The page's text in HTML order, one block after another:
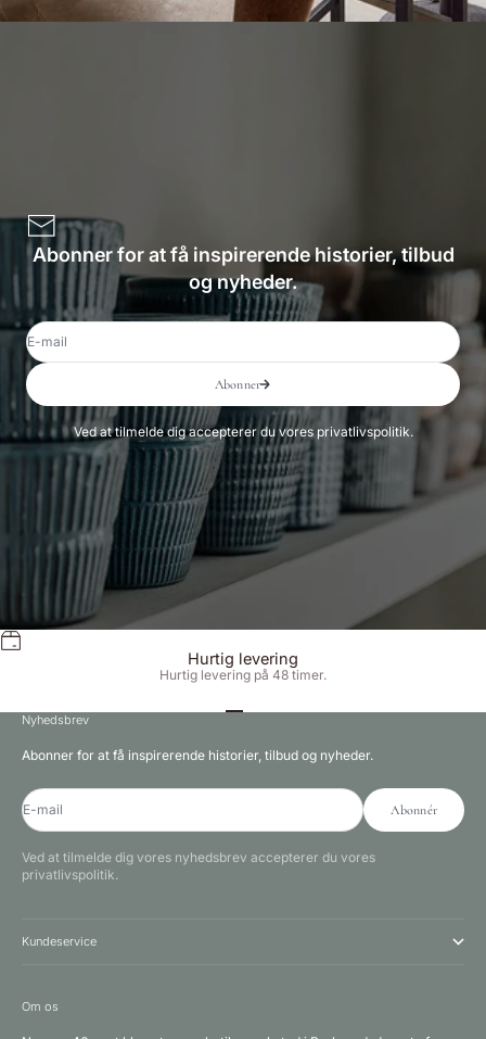
Abonner for at få inspirerende historier, tilbud
og nyheder.
E-mail
Abonner
Ved at tilmelde dig accepterer du vores privatlivspolitik.
Hurtig levering
Hurtig levering på 48 timer.
Nyhedsbrev
Abonner for at få inspirerende historier, tilbud og nyheder.
E-mail Abonnér
Ved at tilmelde dig vores nyhedsbrev accepterer du vores
privatlivspolitik.
Kundeservice
Om os